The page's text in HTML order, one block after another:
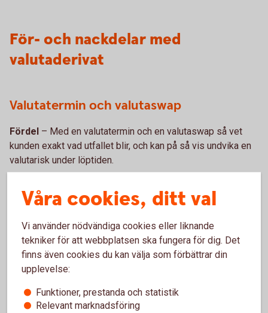
För- och nackdelar med
valutaderivat
Valutatermin och valutaswap
Fördel – Med en valutatermin och en valutaswap så vet
kunden exakt vad utfallet blir, och kan på så vis undvika en
valutarisk under löptiden.
ett bindande avtal mot banken vilket kan leda till vinst eller
Köpt option
Fördel– Med en köpoption kan man tillgodoräkna sig
positiva kursrörelser vilket kan jämföras med en försäkring.
Skulle underliggande affär inte bli av så har kunden inga
Våra cookies, ditt val
Vi använder nödvändiga cookies eller liknande
tekniker för att webbplatsen ska fungera för dig. Det
finns även cookies du kan välja som förbättrar din
upplevelse:
Funktioner, prestanda och statistik
Relevant marknadsföring